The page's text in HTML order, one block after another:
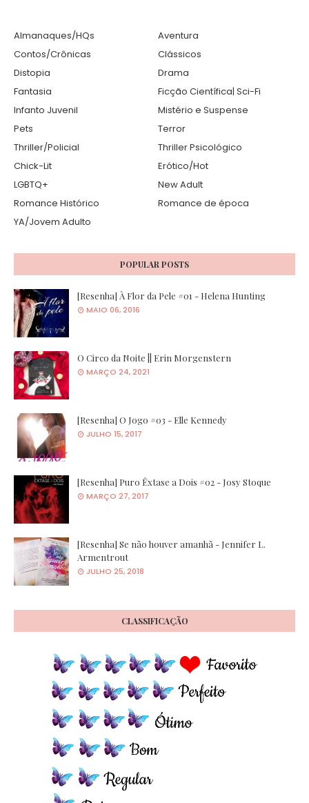
Almanaques/HQs
Aventura
Contos/Crônicas
Clássicos
Distopia
Drama
Fantasia
Ficção Científica| Sci-Fi
Infanto Juvenil
Mistério e Suspense
Pets
Terror
Thriller/Policial
Thriller Psicológico
Chick-Lit
Erótico/Hot
LGBTQ+
New Adult
Romance Histórico
Romance de época
YA/Jovem Adulto
POPULAR POSTS
[Resenha] À Flor da Pele #01 - Helena Hunting
MAIO 06, 2016
O Circo da Noite || Erin Morgenstern
MARÇO 24, 2021
[Resenha] O Jogo #03 - Elle Kennedy
JULHO 15, 2017
[Resenha] Puro Êxtase a Dois #02 - Josy Stoque
MARÇO 27, 2017
[Resenha] Se não houver amanhã - Jennifer L.
Armentrout
JULHO 25, 2018
CLASSIFICAÇÃO